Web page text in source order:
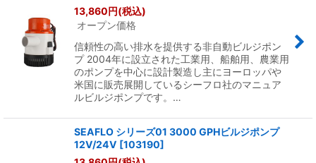
13,860円(税込)
オープン価格
信頼性の高い排水を提供する非自動ビルジポン
プ 2004年に設立された工業用、船舶用、農業用
のポンプを中心に設計製造し主にヨーロッパや
米国に販売展開しているシーフロ社のマニュア
ルビルジポンプです。…
SEAFLO シリーズ01 3000 GPHビルジポンプ
12V/24V [103190]